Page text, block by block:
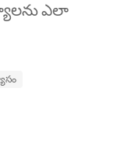
ఎలా